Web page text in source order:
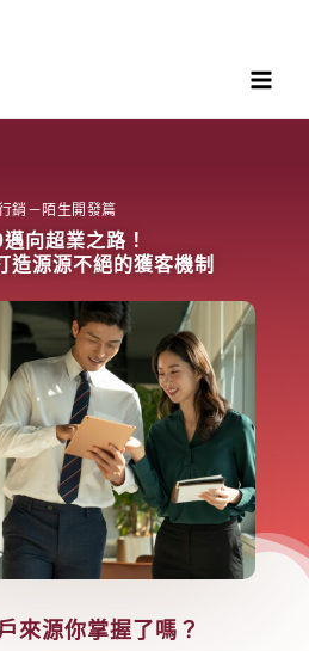
銷－陌生開發篇
向超業之路！
造源源不絕的獲客機制
來源你掌握了嗎？